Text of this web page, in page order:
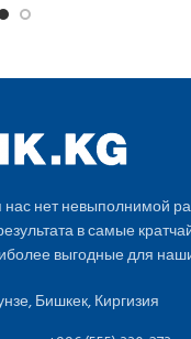
нет невыполнимой
в самые
выгодные для
Бишкек, Киргизия